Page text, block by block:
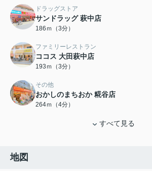
ドラッグストア
サンドラッグ 萩中店
186ｍ（3分）
ファミリーレストラン
ココス 大田萩中店
193ｍ（3分）
その他
おかしのまちおか 糀谷店
264ｍ（4分）
すべて見る
地図